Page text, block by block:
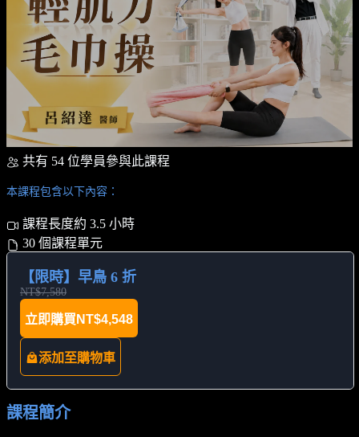
共有 54 位學員參與此課程
本課程包含以下內容：
課程長度約 3.5 小時
30 個課程單元
【限時】早鳥 6 折
NT$7,580
立即購買 NT$4,548
添加至購物車
課程簡介